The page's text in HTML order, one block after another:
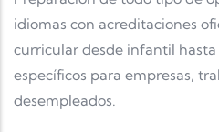
idiomas con acreditaciones
curricular desde infantil
específicos para empresas,
desempleados.